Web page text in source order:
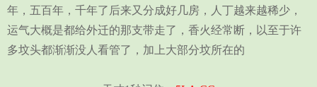
年，五百年，千年了后来又分成好几房，人丁越来越稀少，
运气大概是都给外迁的那支带走了，香火经常断，以至于许
多坟头都渐渐没人看管了，加上大部分坟所在的